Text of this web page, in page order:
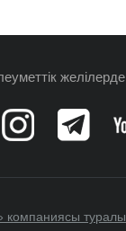
желілерде
компаниясы туралы